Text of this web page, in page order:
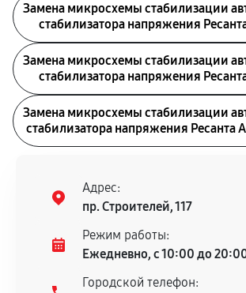
Замена микросхемы стабилизации
стабилизатора напряжения
Замена микросхемы стабилизации
стабилизатора напряжения
Замена микросхемы стабилизации
стабилизатора напряжения
Адрес:
пр. Строителей, 117
Режим работы:
Ежедневно, с 10:00 до
Городской телефон: